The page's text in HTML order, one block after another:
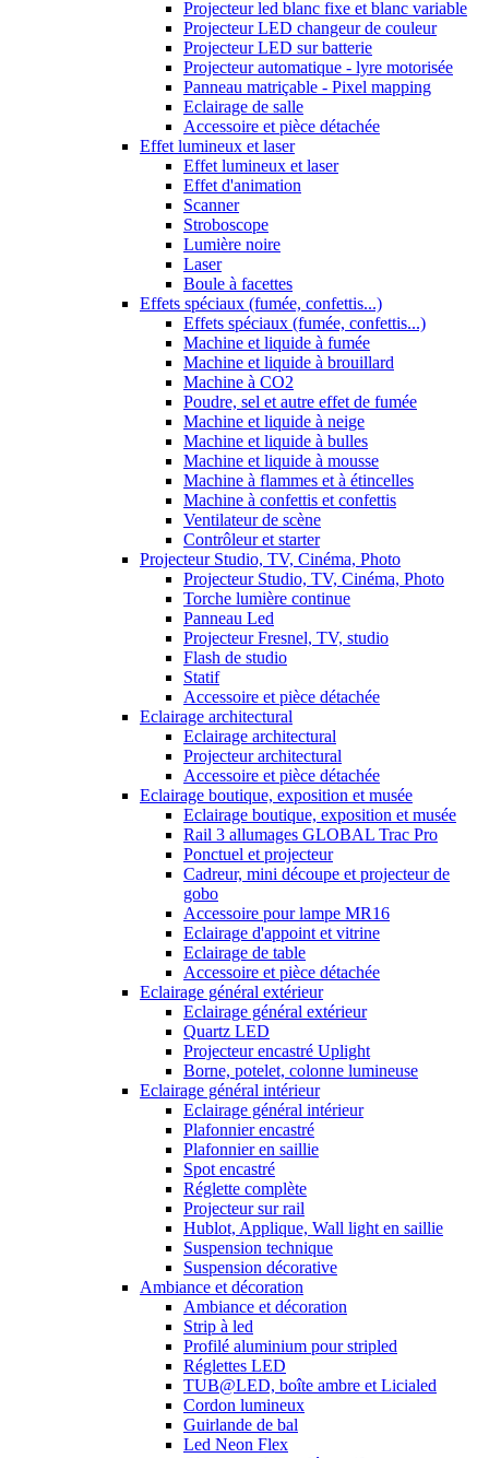
Projecteur led blanc fixe et blanc variable
Projecteur LED changeur de couleur
Projecteur LED sur batterie
Projecteur automatique - lyre motorisée
Panneau matriçable - Pixel mapping
Eclairage de salle
Accessoire et pièce détachée
Effet lumineux et laser
Effet lumineux et laser
Effet d'animation
Scanner
Stroboscope
Lumière noire
Laser
Boule à facettes
Effets spéciaux (fumée, confettis...)
Effets spéciaux (fumée, confettis...)
Machine et liquide à fumée
Machine et liquide à brouillard
Machine à CO2
Poudre, sel et autre effet de fumée
Machine et liquide à neige
Machine et liquide à bulles
Machine et liquide à mousse
Machine à flammes et à étincelles
Machine à confettis et confettis
Ventilateur de scène
Contrôleur et starter
Projecteur Studio, TV, Cinéma, Photo
Projecteur Studio, TV, Cinéma, Photo
Torche lumière continue
Panneau Led
Projecteur Fresnel, TV, studio
Flash de studio
Statif
Accessoire et pièce détachée
Eclairage architectural
Eclairage architectural
Projecteur architectural
Accessoire et pièce détachée
Eclairage boutique, exposition et musée
Eclairage boutique, exposition et musée
Rail 3 allumages GLOBAL Trac Pro
Ponctuel et projecteur
Cadreur, mini découpe et projecteur de
gobo
Accessoire pour lampe MR16
Eclairage d'appoint et vitrine
Eclairage de table
Accessoire et pièce détachée
Eclairage général extérieur
Eclairage général extérieur
Quartz LED
Projecteur encastré Uplight
Borne, potelet, colonne lumineuse
Eclairage général intérieur
Eclairage général intérieur
Plafonnier encastré
Plafonnier en saillie
Spot encastré
Réglette complète
Projecteur sur rail
Hublot, Applique, Wall light en saillie
Suspension technique
Suspension décorative
Ambiance et décoration
Ambiance et décoration
Strip à led
Profilé aluminium pour stripled
Réglettes LED
TUB@LED, boîte ambre et Licialed
Cordon lumineux
Guirlande de bal
Led Neon Flex